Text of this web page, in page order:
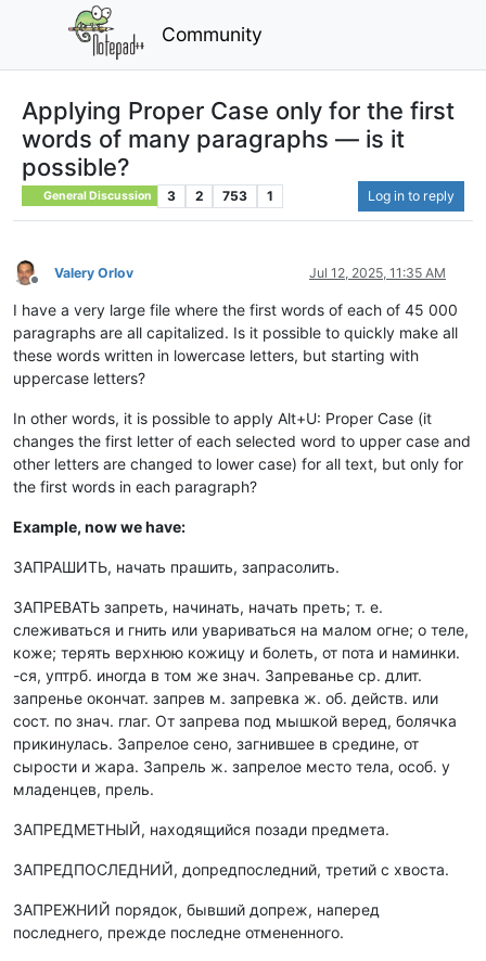
Community
Applying Proper Case only for the first
words of many paragraphs — is it
possible?
General Discussion 3 2 753 1 Log in to reply
Offline
Valery Orlov Jul 12, 2025, 11:35 AM
I have a very large file where the first words of each of 45 000
paragraphs are all capitalized. Is it possible to quickly make all
these words written in lowercase letters, but starting with
uppercase letters?
In other words, it is possible to apply Alt+U: Proper Case (it
changes the first letter of each selected word to upper case and
other letters are changed to lower case) for all text, but only for
the first words in each paragraph?
Example, now we have:
ЗАПРАШИТЬ, начать прашить, запрасолить.
ЗАПРЕВАТЬ запреть, начинать, начать преть; т. е.
слеживаться и гнить или увариваться на малом огне; о теле,
коже; терять верхнюю кожицу и болеть, от пота и наминки.
-ся, уптрб. иногда в том же знач. Запреванье ср. длит.
запренье окончат. запрев м. запревка ж. об. действ. или
сост. по знач. глаг. От запрева под мышкой веред, болячка
прикинулась. Запрелое сено, загнившее в средине, от
сырости и жара. Запрель ж. запрелое место тела, особ. у
младенцев, прель.
ЗАПРЕДМЕТНЫЙ, находящийся позади предмета.
ЗАПРЕДПОСЛЕДНИЙ, допредпоследний, третий с хвоста.
ЗАПРЕЖНИЙ порядок, бывший допреж, наперед
последнего, прежде последне отмененного.